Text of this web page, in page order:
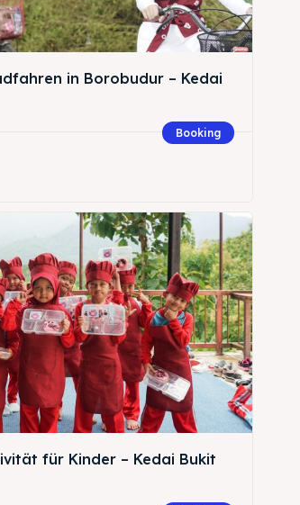
in Borobudur – Kedai
Booking
für Kinder – Kedai Bukit